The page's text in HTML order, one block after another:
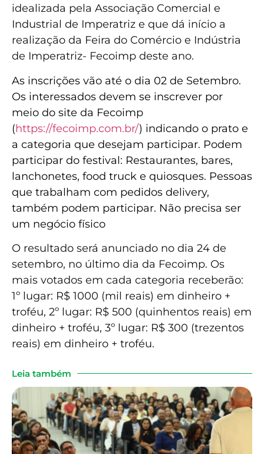
idealizada pela Associação Comercial e
Industrial de Imperatriz e que dá início a
realização da Feira do Comércio e Indústria
de Imperatriz- Fecoimp deste ano.
As inscrições vão até o dia 02 de Setembro.
Os interessados devem se inscrever por
meio do site da Fecoimp
(https://fecoimp.com.br/) indicando o prato e
a categoria que desejam participar. Podem
participar do festival: Restaurantes, bares,
lanchonetes, food truck e quiosques. Pessoas
que trabalham com pedidos delivery,
também podem participar. Não precisa ser
um negócio físico
O resultado será anunciado no dia 24 de
setembro, no último dia da Fecoimp. Os
mais votados em cada categoria receberão:
1º lugar: R$ 1000 (mil reais) em dinheiro +
troféu, 2º lugar: R$ 500 (quinhentos reais) em
dinheiro + troféu, 3º lugar: R$ 300 (trezentos
reais) em dinheiro + troféu.
Leia também